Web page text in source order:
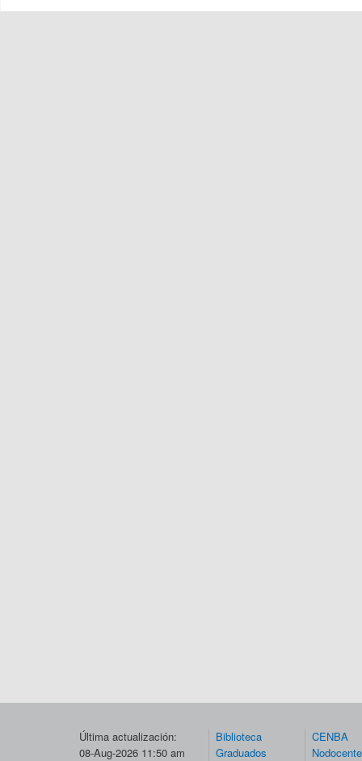
Última actualización:
08-Aug-2026 11:50 am
Biblioteca
Graduados
CENBA